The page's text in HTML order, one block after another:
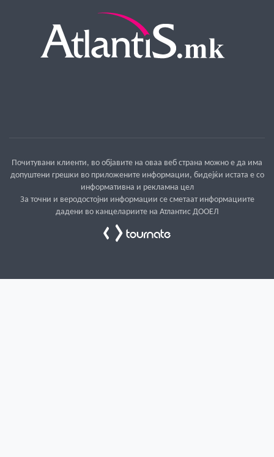
Почитувани клиенти, во објавите на оваа веб страна можно е да има
допуштени грешки во приложените информации, бидејќи истата е со
информативна и рекламна цел
За точни и веродостојни информации се сметаат информациите
дадени во канцелариите на Атлантис ДООЕЛ